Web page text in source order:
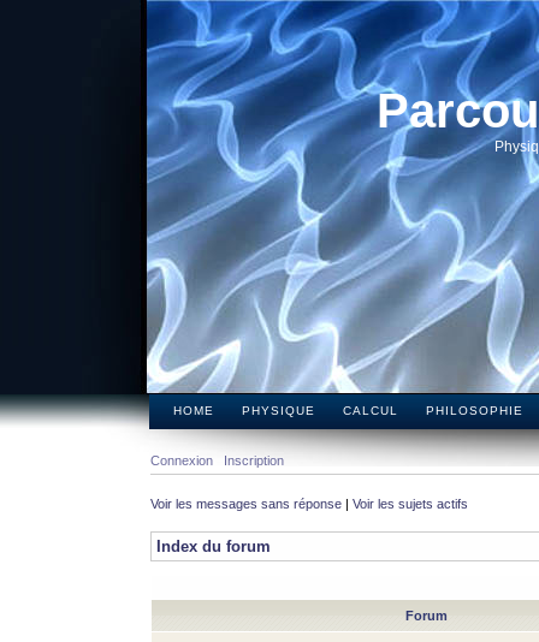
HOME PHYSIQUE CALCUL PHILOSOPHIE
Connexion Inscription
Voir les messages sans réponse | Voir les sujets actifs
Index du forum
Forum